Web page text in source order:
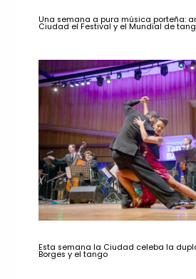
Una semana a pura música porteña:
Ciudad el Festival y el Mundial de
Esta semana la Ciudad celeba la
Borges y el tango